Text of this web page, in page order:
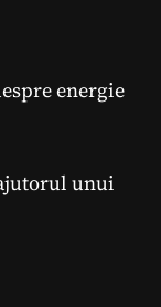
energie
unui